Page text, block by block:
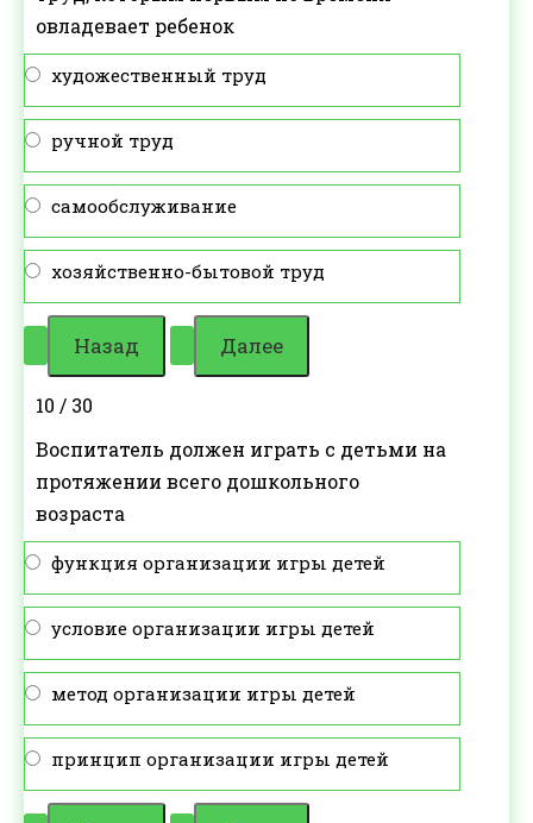
овладевает ребенок
художественный труд
ручной труд
самообслуживание
хозяйственно-бытовой труд
10 / 30
Воспитатель должен играть с детьми на
протяжении всего дошкольного
возраста
функция организации игры детей
условие организации игры детей
метод организации игры детей
принцип организации игры детей